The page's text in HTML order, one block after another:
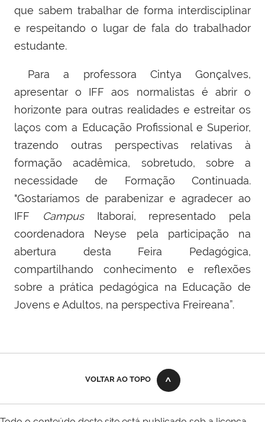
que sabem trabalhar de forma interdisciplinar
e respeitando o lugar de fala do trabalhador
estudante.
Para a professora Cintya Gonçalves,
apresentar o IFF aos normalistas é abrir o
horizonte para outras realidades e estreitar os
laços com a Educação Profissional e Superior,
trazendo outras perspectivas relativas à
formação acadêmica, sobretudo, sobre a
necessidade de Formação Continuada.
"Gostaríamos de parabenizar e agradecer ao
IFF
CampusItaboraí, representado pela
coordenadora Neyse pela participação na
abertura desta Feira Pedagógica,
compartilhando conhecimento e reflexões
sobre a prática pedagógica na Educação de
Jovens e Adultos, na perspectiva Freireana”.
VOLTAR AO TOPO